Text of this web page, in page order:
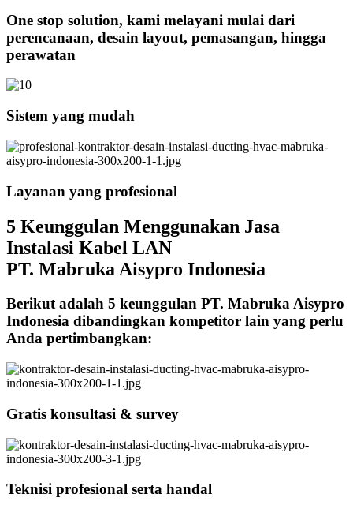
One stop solution, kami melayani mulai dari
perencanaan, desain layout, pemasangan, hingga
perawatan
Sistem yang mudah
Layanan yang profesional
5 Keunggulan Menggunakan Jasa
Instalasi Kabel LAN
PT. Mabruka Aisypro Indonesia
Berikut adalah 5 keunggulan PT. Mabruka Aisypro
Indonesia dibandingkan kompetitor lain yang perlu
Anda pertimbangkan:
Gratis konsultasi & survey
Teknisi profesional serta handal